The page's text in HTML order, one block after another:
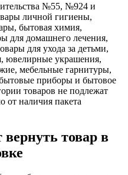
№55, №924 и
личной гигиены,
бытовая химия,
для домашнего лечения,
для ухода за детьми,
ювелирные украшения,
мебельные гарнитуры,
приборы и бытовое
товаров не подлежат
от наличия пакета
вернуть товар в